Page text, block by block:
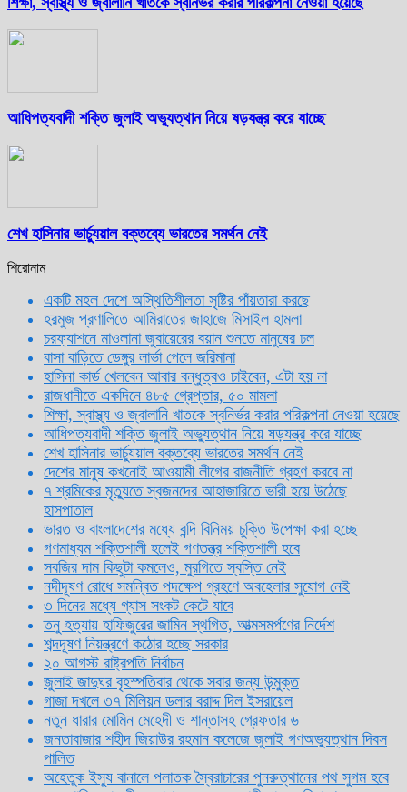
আধিপত্যবাদী শক্তি জুলাই অভ্যুত্থান নিয়ে ষড়যন্ত্র করে যাচ্ছে
শেখ হাসিনার ভার্চ্যুয়াল বক্তব্যে ভারতের সমর্থন নেই
শিরোনাম
একটি মহল দেশে অস্থিতিশীলতা সৃষ্টির পাঁয়তারা করছে
হরমুজ প্রণালিতে আমিরাতের জাহাজে মিসাইল হামলা
চরফ্যাশনে মাওলানা জুবায়েরের বয়ান শুনতে মানুষের ঢল
বাসা বাড়িতে ডেঙ্গুর লার্ভা পেলে জরিমানা
হাসিনা কার্ড খেলবেন আবার বন্ধুত্বও চাইবেন, এটা হয় না
রাজধানীতে একদিনে ৪৮৫ গ্রেপ্তার, ৫০ মামলা
শিক্ষা, স্বাস্থ্য ও জ্বালানি খাতকে স্বনির্ভর করার পরিকল্পনা নেওয়া হয়েছে
আধিপত্যবাদী শক্তি জুলাই অভ্যুত্থান নিয়ে ষড়যন্ত্র করে যাচ্ছে
শেখ হাসিনার ভার্চ্যুয়াল বক্তব্যে ভারতের সমর্থন নেই
দেশের মানুষ কখনোই আওয়ামী লীগের রাজনীতি গ্রহণ করবে না
৭ শ্রমিকের মৃত্যুতে স্বজনদের আহাজারিতে ভারী হয়ে উঠেছে
হাসপাতাল
ভারত ও বাংলাদেশের মধ্যে বন্দি বিনিময় চুক্তি উপেক্ষা করা হচ্ছে
গণমাধ্যম শক্তিশালী হলেই গণতন্ত্র শক্তিশালী হবে
সবজির দাম কিছুটা কমলেও, মুরগিতে স্বস্তি নেই
নদীদূষণ রোধে সমন্বিত পদক্ষেপ গ্রহণে অবহেলার সুযোগ নেই
৩ দিনের মধ্যে গ্যাস সংকট কেটে যাবে
তনু হত্যায় হাফিজুরের জামিন স্থগিত, আত্মসমর্পণের নির্দেশ
শব্দদূষণ নিয়ন্ত্রণে কঠোর হচ্ছে সরকার
২০ আগস্ট রাষ্ট্রপতি নির্বাচন
জুলাই জাদুঘর বৃহস্পতিবার থেকে সবার জন্য উন্মুক্ত
গাজা দখলে ৩৭ মিলিয়ন ডলার বরাদ্দ দিল ইসরায়েল
নতুন ধারার মোমিন মেহেদী ও শান্তাসহ গ্রেফতার ৬
জনতাবাজার শহীদ জিয়াউর রহমান কলেজে জুলাই গণঅভ্যুত্থান দিবস
পালিত
অহেতুক ইস্যু বানালে পলাতক স্বৈরাচারের পুনরুত্থানের পথ সুগম হবে